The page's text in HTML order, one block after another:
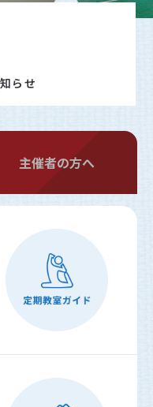
らせ
主催者の方へ